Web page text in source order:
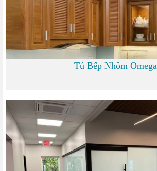
Tủ Bếp Nhôm Omega
6.000 đ